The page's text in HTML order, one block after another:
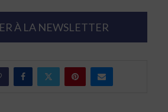
À LA NEWSLETTER